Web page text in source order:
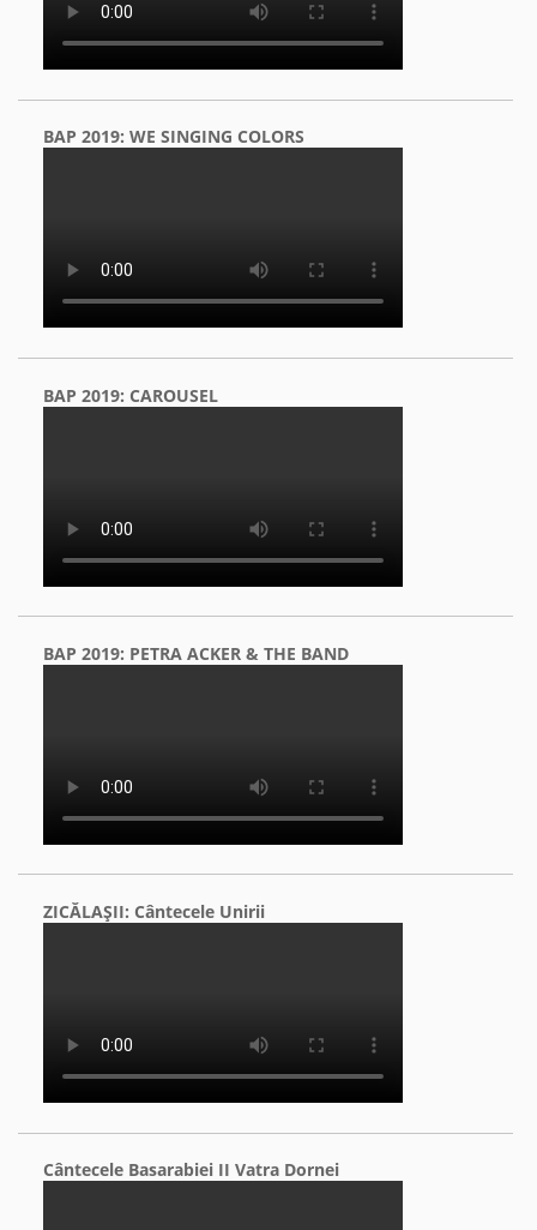
BAP 2019: WE SINGING COLORS
BAP 2019: CAROUSEL
BAP 2019: PETRA ACKER & THE BAND
ZICĂLAŞII: Cântecele Unirii
Cântecele Basarabiei II Vatra Dornei